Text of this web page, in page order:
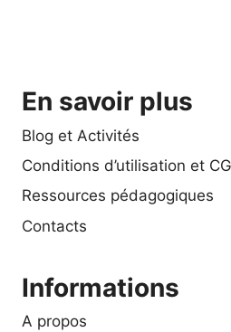
En savoir plus
Blog et Activités
Conditions d’utilisation et
Ressources pédagogiques
Contacts
Informations
A propos